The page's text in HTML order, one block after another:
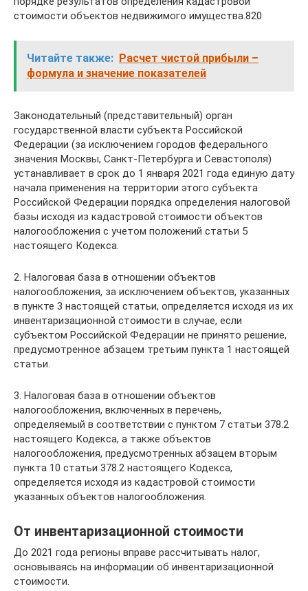
стоимости объектов недвижимого имущества.820
Читайте также: Расчет чистой прибыли –
формула и значение показателей
Законодательный (представительный) орган
государственной власти субъекта Российской
Федерации (за исключением городов федерального
значения Москвы, Санкт-Петербурга и Севастополя)
устанавливает в срок до 1 января 2021 года единую дату
начала применения на территории этого субъекта
Российской Федерации порядка определения налоговой
базы исходя из кадастровой стоимости объектов
налогообложения с учетом положений статьи 5
настоящего Кодекса.
2. Налоговая база в отношении объектов
налогообложения, за исключением объектов, указанных
в пункте 3 настоящей статьи, определяется исходя из их
инвентаризационной стоимости в случае, если
субъектом Российской Федерации не принято решение,
предусмотренное абзацем третьим пункта 1 настоящей
статьи.
3. Налоговая база в отношении объектов
налогообложения, включенных в перечень,
определяемый в соответствии с пунктом 7 статьи 378.2
настоящего Кодекса, а также объектов
налогообложения, предусмотренных абзацем вторым
пункта 10 статьи 378.2 настоящего Кодекса,
определяется исходя из кадастровой стоимости
указанных объектов налогообложения.
От инвентаризационной стоимости
До 2021 года регионы вправе рассчитывать налог,
основываясь на информации об инвентаризационной
стоимости.